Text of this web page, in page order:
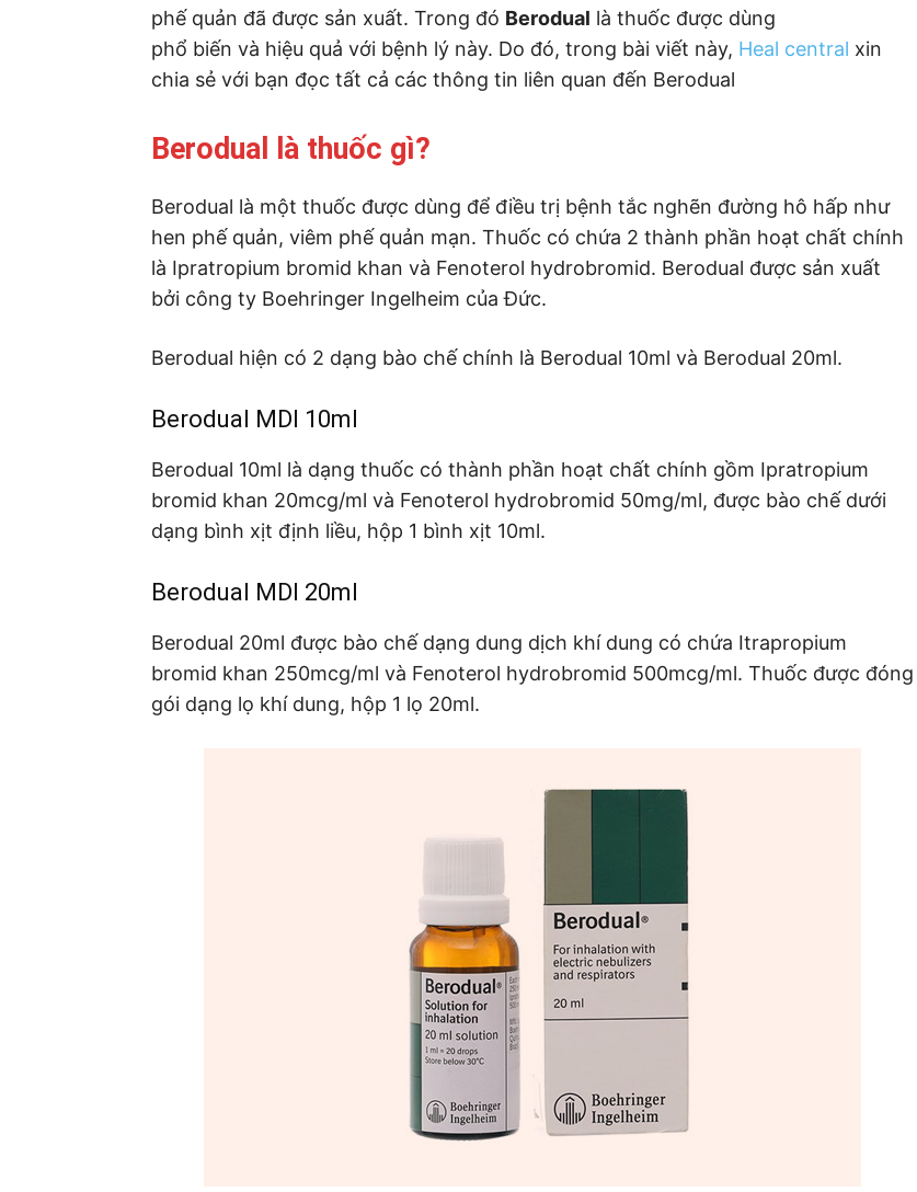
phế quản đã được sản xuất. Trong đó Berodual là thuốc được dùng
phổ biến và hiệu quả với bệnh lý này. Do đó, trong bài viết này, Heal central xin
chia sẻ với bạn đọc tất cả các thông tin liên quan đến Berodual
Berodual là thuốc gì?
Berodual là một thuốc được dùng để điều trị bệnh tắc nghẽn đường hô hấp như
hen phế quản, viêm phế quản mạn. Thuốc có chứa 2 thành phần hoạt chất chính
là Ipratropium bromid khan và Fenoterol hydrobromid. Berodual được sản xuất
bởi công ty Boehringer Ingelheim của Đức.
Berodual hiện có 2 dạng bào chế chính là Berodual 10ml và Berodual 20ml.
Berodual MDI 10ml
Berodual 10ml là dạng thuốc có thành phần hoạt chất chính gồm Ipratropium
bromid khan 20mcg/ml và Fenoterol hydrobromid 50mg/ml, được bào chế dưới
dạng bình xịt định liều, hộp 1 bình xịt 10ml.
Berodual MDI 20ml
Berodual 20ml được bào chế dạng dung dịch khí dung có chứa Itrapropium
bromid khan 250mcg/ml và Fenoterol hydrobromid 500mcg/ml. Thuốc được đóng
gói dạng lọ khí dung, hộp 1 lọ 20ml.